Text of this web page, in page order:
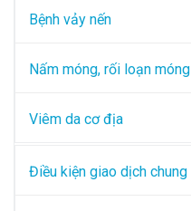
Bệnh vảy nến
Nấm móng, rối loạn móng
Viêm da cơ địa
Điều kiện giao dịch chung